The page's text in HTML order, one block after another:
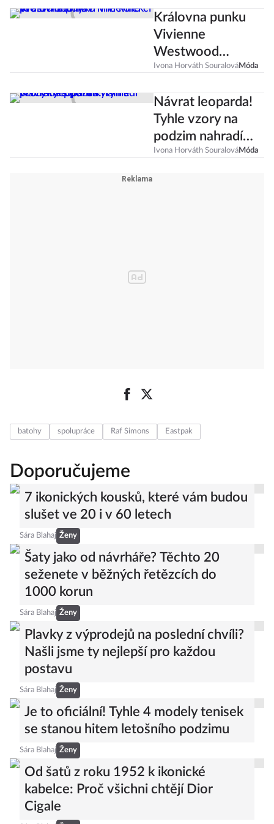
Královna punku
Vivienne
Westwood
navrhne kolekci
Ivona Horváth SouralováMóda
Návrat leoparda!
Tyhle vzory na
podzim nahradí
proužky a puntíky
Ivona Horváth SouralováMóda
batohy spolupráce Raf Simons Eastpak
Doporučujeme
7 ikonických kousků, které vám budou
slušet ve 20 i v 60 letech
Sára Blahaj Ženy
Šaty jako od návrháře? Těchto 20
seženete v běžných řetězcích do
1000 korun
Sára Blahaj Ženy
Plavky z výprodejů na poslední chvíli?
Našli jsme ty nejlepší pro každou
postavu
Sára Blahaj Ženy
Je to oficiální! Tyhle 4 modely tenisek
se stanou hitem letošního podzimu
Sára Blahaj Ženy
Od šatů z roku 1952 k ikonické
kabelce: Proč všichni chtějí Dior
Cigale